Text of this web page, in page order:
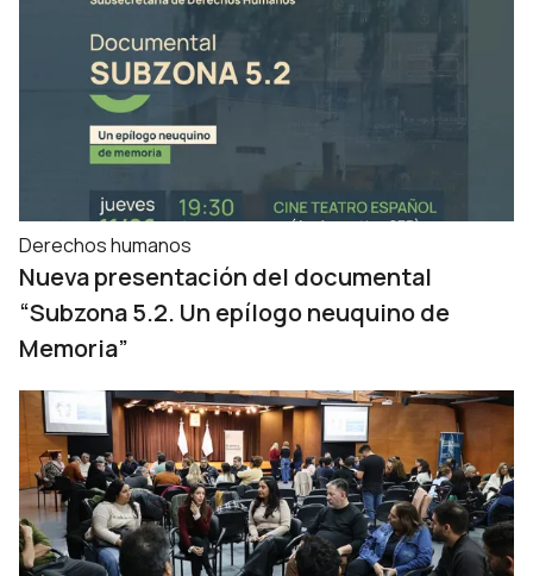
Derechos humanos
Nueva presentación del documental
“Subzona 5.2. Un epílogo neuquino de
Memoria”